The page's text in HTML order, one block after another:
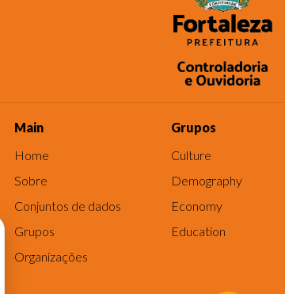
Main
Home
Sobre
Conjuntos de dados
Grupos
Organizações
Grupos
Culture
Demography
Economy
Education